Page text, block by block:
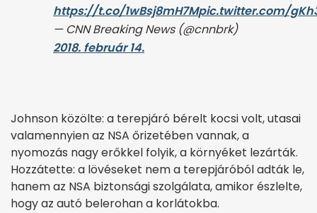
https://t.co/1wBsj8mH7Mpic.twitter.com/
— CNN Breaking News (@cnnbrk)
2018. február 14.
Johnson közölte: a terepjáró bérelt kocsi volt, utasai
valamennyien az NSA őrizetében vannak, a
nyomozás nagy erőkkel folyik, a környéket lezárták.
Hozzátette: a lövéseket nem a terepjáróból adták le,
hanem az NSA biztonsági szolgálata, amikor észlelte,
hogy az autó belerohan a korlátokba.